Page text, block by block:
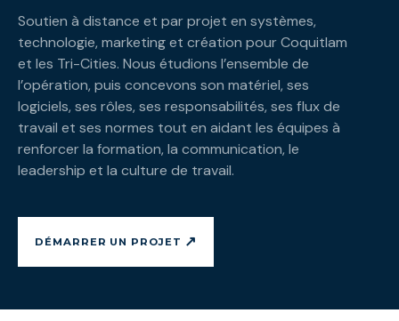
Soutien à distance et par projet en systèmes,
technologie, marketing et création pour Coquitlam
et les Tri-Cities. Nous étudions l’ensemble de
l’opération, puis concevons son matériel, ses
logiciels, ses rôles, ses responsabilités, ses flux de
travail et ses normes tout en aidant les équipes à
renforcer la formation, la communication, le
leadership et la culture de travail.
DÉMARRER UN PROJET ↗